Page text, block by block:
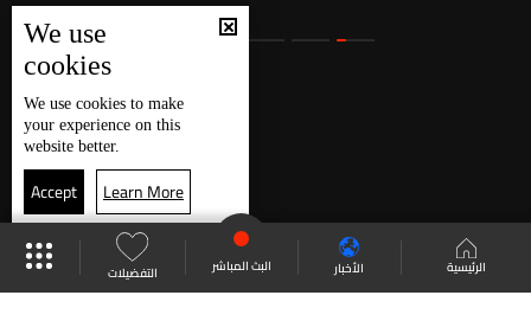
الرئيسية الأخبار البث المباشر التفضيلات
We use
cookies
We use cookies to make
your experience on this
website better.
Accept Learn More